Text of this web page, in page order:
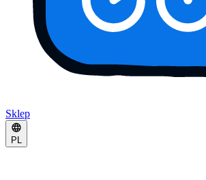
Sklep
PL